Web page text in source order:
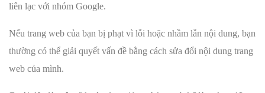
liên lạc với nhóm Google.
Nếu trang web của bạn bị phạt vì lỗi hoặc nhầm lẫn nội dung, bạn
thường có thể giải quyết vấn đề bằng cách sửa đổi nội dung trang
web của mình.